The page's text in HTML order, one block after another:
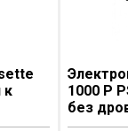
к
1000 P
без